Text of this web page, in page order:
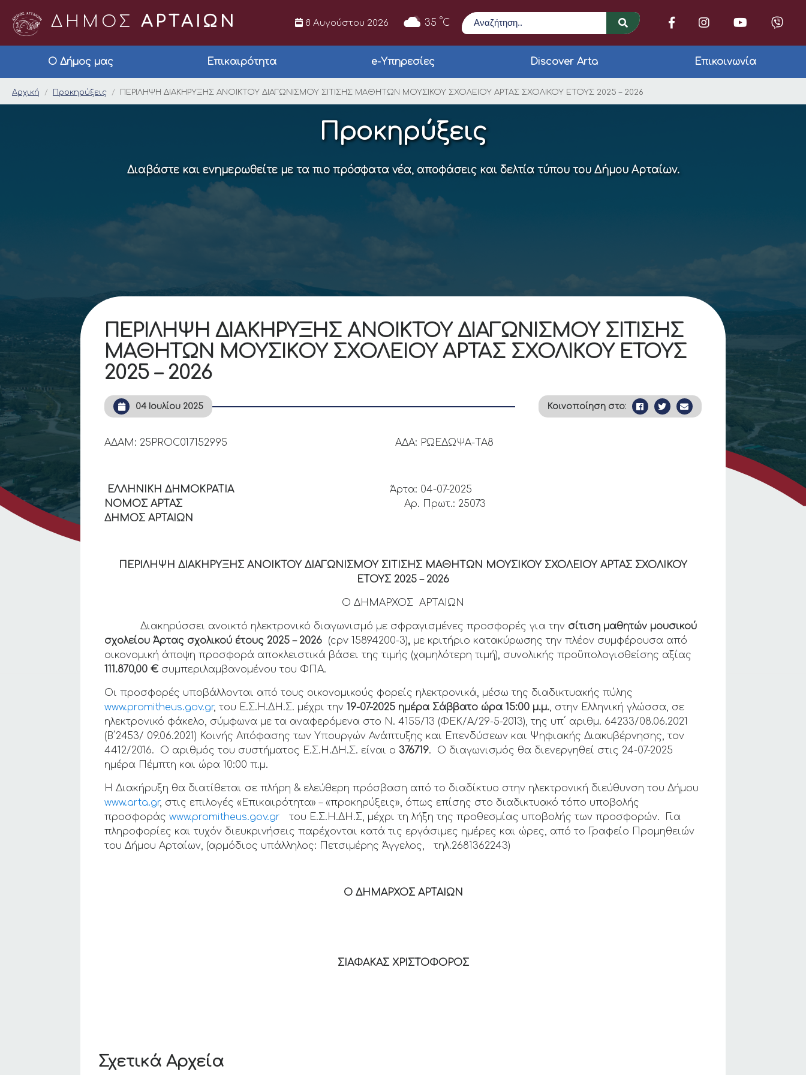
ΔΗΜΟΣ ΑΡΤΑΙΩΝ 8 Αυγούστου 2026 35 °C
Αναζήτηση
Ο Δήμος μας Επικαιρότητα e-Υπηρεσίες Discover Arta Επικοινωνία
ΠΕΡΙΛΗΨΗ ΔΙΑΚΗΡΥΞΗΣ ΑΝΟΙΚΤΟΥ ΔΙΑΓΩΝΙΣΜΟΥ ΣΙΤΙΣΗΣ
Αρχική Προκηρύξεις ΠΕΡΙΛΗΨΗ ΔΙΑΚΗΡΥΞΗΣ ΑΝΟΙΚΤΟΥ ΔΙΑΓΩΝΙΣΜΟΥ ΣΙΤΙΣΗΣ ΜΑΘΗΤΩΝ ΜΟΥΣΙΚΟΥ ΣΧΟΛΕΙΟΥ ΑΡΤΑΣ ΣΧΟΛΙΚΟΥ ΕΤΟΥΣ 2025 – 2026
Προκηρύξεις
Διαβάστε και ενημερωθείτε με τα πιο πρόσφατα νέα, αποφάσεις και δελτία τύπου του Δήμου Αρταίων.
Σχετικά Αρχεία
ΠΕΡΙΛΗΨΗ ΔΙΑΚΗΡΥΞΗΣ ΑΝΟΙΚΤΟΥ ΔΙΑΓΩΝΙΣΜΟΥ ΣΙΤΙΣΗΣ
ΜΑΘΗΤΩΝ ΜΟΥΣΙΚΟΥ ΣΧΟΛΕΙΟΥ ΑΡΤΑΣ ΣΧΟΛΙΚΟΥ ΕΤΟΥΣ
2025 – 2026
04 Ιουλίου 2025 Κοινοποίηση στο:
ΑΔΑΜ: 25PROC017152995 ΑΔΑ: ΡΩΕΔΩΨΑ-ΤΑ8
ΕΛΛΗΝΙΚΗ ΔΗΜΟΚΡΑΤΙΑ
Άρτα: 04-07-2025
ΝΟΜΟΣ ΑΡΤΑΣΑρ. Πρωτ.: 25073
ΔΗΜΟΣ ΑΡΤΑΙΩΝ
ΠΕΡΙΛΗΨΗ ΔΙΑΚΗΡΥΞΗΣ ΑΝΟΙΚΤΟΥ ΔΙΑΓΩΝΙΣΜΟΥ ΣΙΤΙΣΗΣ ΜΑΘΗΤΩΝ ΜΟΥΣΙΚΟΥ ΣΧΟΛΕΙΟΥ ΑΡΤΑΣ ΣΧΟΛΙΚΟΥ
ΕΤΟΥΣ 2025 – 2026
Ο ΔΗΜΑΡΧΟΣ ΑΡΤΑΙΩΝ
Διακηρύσσει ανοικτό ηλεκτρονικό διαγωνισμό με σφραγισμένες προσφορές για την σίτιση μαθητών μουσικού
σχολείου Άρτας σχολικού έτους 2025 – 2026 (cpv 15894200-3), με κριτήριο κατακύρωσης την πλέον συμφέρουσα από
οικονομική άποψη προσφορά αποκλειστικά βάσει της τιμής (χαμηλότερη τιμή), συνολικής προϋπολογισθείσης αξίας
111.870,00 € συμπεριλαμβανομένου του ΦΠΑ.
Οι προσφορές υποβάλλονται από τους οικονομικούς φορείς ηλεκτρονικά, μέσω της διαδικτυακής πύλης
www.promitheus.gov.gr, του Ε.Σ.Η.ΔΗ.Σ. μέχρι την19-07-2025 ημέρα Σάββατο ώρα 15:00 μ.μ., στην Ελληνική γλώσσα, σε
ηλεκτρονικό φάκελο, σύμφωνα με τα αναφερόμενα στο Ν. 4155/13 (ΦΕΚ/Α/29-5-2013), της υπ΄ αριθμ. 64233/08.06.2021
(Β΄2453/ 09.06.2021) Κοινής Απόφασης των Υπουργών Ανάπτυξης και Επενδύσεων και Ψηφιακής Διακυβέρνησης, τον
4412/2016. Ο αριθμός του συστήματος Ε.Σ.Η.ΔΗ.Σ. είναι ο 376719. Ο διαγωνισμός θα διενεργηθεί στις 24-07-2025
ημέρα Πέμπτη και ώρα 10:00 π.μ.
Η Διακήρυξη θα διατίθεται σε πλήρη & ελεύθερη πρόσβαση από το διαδίκτυο στην ηλεκτρονική διεύθυνση του Δήμου
www.arta.gr, στις επιλογές «Επικαιρότητα» – «προκηρύξεις», όπως επίσης στο διαδικτυακό τόπο υποβολής
προσφοράςwww.promitheus.gov.gr του Ε.Σ.Η.ΔΗ.Σ, μέχρι τη λήξη της προθεσμίας υποβολής των προσφορών. Για
πληροφορίες και τυχόν διευκρινήσεις παρέχονται κατά τις εργάσιμες ημέρες και ώρες, από το Γραφείο Προμηθειών
του Δήμου Αρταίων, (αρμόδιος υπάλληλος: Πετσιμέρης Άγγελος, τηλ.2681362243)
Ο ΔΗΜΑΡΧΟΣ ΑΡΤΑΙΩΝ
ΣΙΑΦΑΚΑΣ ΧΡΙΣΤΟΦΟΡΟΣ